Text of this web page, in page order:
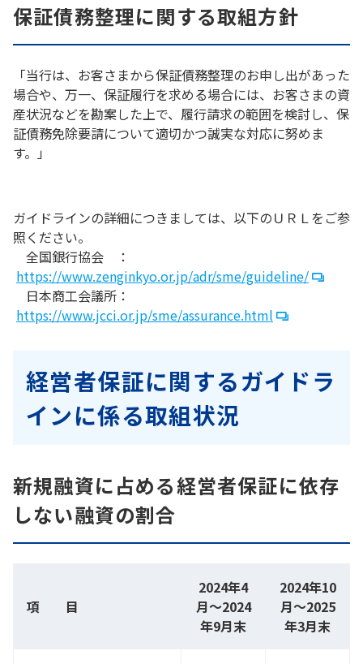
保証債務整理に関する取組方針
「当行は、お客さまから保証債務整理のお申し出があった
場合や、万一、保証履行を求める場合には、お客さまの資
産状況などを勘案した上で、履行請求の範囲を検討し、保
証債務免除要請について適切かつ誠実な対応に努めま
す。」
ガイドラインの詳細につきましては、以下のＵＲＬをご参
照ください。
全国銀行協会 ：
https://www.zenginkyo.or.jp/adr/sme/guideline/
日本商工会議所：
https://www.jcci.or.jp/sme/assurance.html
経営者保証に関するガイドラ
インに係る取組状況
新規融資に占める経営者保証に依存
しない融資の割合
項 目
2024年4
月～2024
年9月末
2024年10
月～2025
年3月末